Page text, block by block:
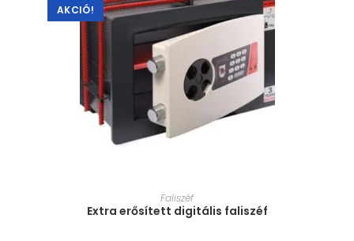
AKCIÓ!
MÉRET VÁLASZTÁSA
Faliszéf
Extra erősített digitális faliszéf